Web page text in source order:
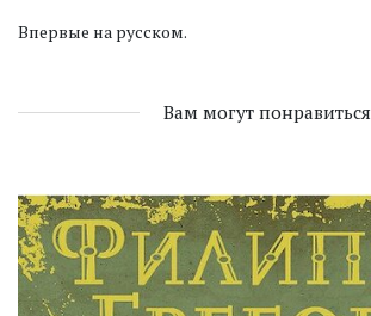
Впервые на русском.
Вам могут понравиться